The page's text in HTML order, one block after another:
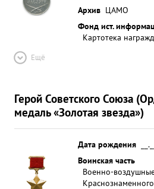
Архив ЦАМО
Фонд ист.
Картотека
Ещё
Герой Советского Союза
медаль «Золотая звезда»)
Дата рождения
Воинская часть
Военно-